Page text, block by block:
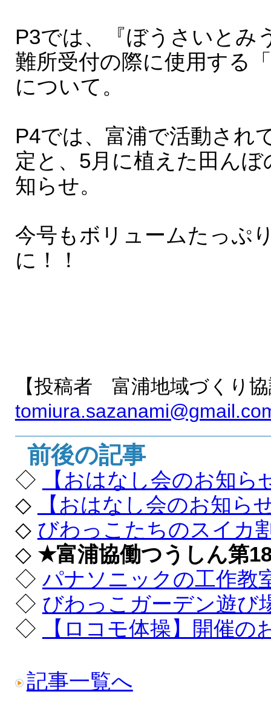
P3では、『ぼうさいとみ
難所受付の際に使用する
について。
P4では、富浦で活動され
定と、5月に植えた田ん
知らせ。
今号もボリュームたっぷ
に！！
【投稿者 富浦地域づくり
前後の記事
◇
【おはなし会のお知
◇
【おはなし会のお知ら
◇ びわっこたちのスイカ
◇ ★富浦協働つうしん第
◇ パナソニックの工作
◇ びわっこガーデン遊び
◇
【ロコモ体操】開催の
記事一覧へ